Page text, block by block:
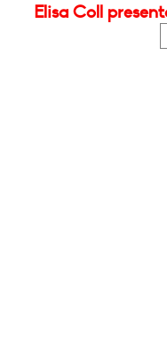
Elisa Coll